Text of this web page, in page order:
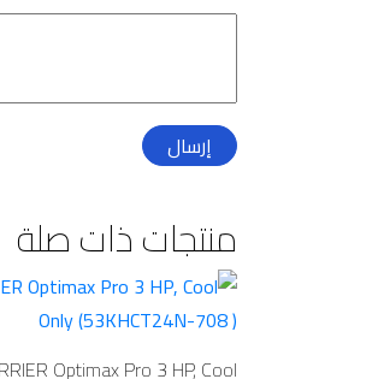
منتجات ذات صلة
Optimax Pro 3 HP, Cool